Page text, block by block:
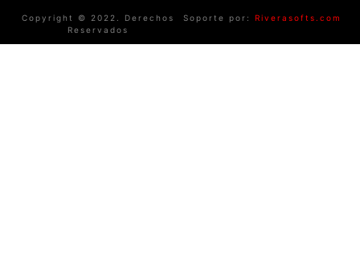
Copyright © 2022. Derechos
Reservados
Soporte por: Riverasofts.com